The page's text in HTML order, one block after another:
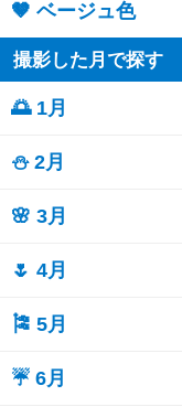
🤎 ベージュ色
撮影した月で探す
🌅 1月
⛄ 2月
🌸 3月
🌷 4月
🎏 5月
☔ 6月